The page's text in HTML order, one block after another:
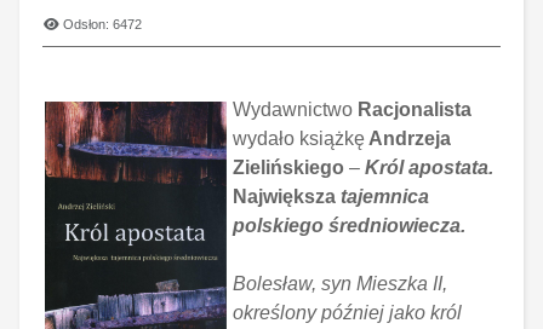
Odsłon: 6472
Wydawnictwo Racjonalista
wydało książkę Andrzeja
Zielińskiego – Król apostata.
Największa tajemnica
polskiego średniowiecza.
Bolesław, syn Mieszka II,
określony później jako król